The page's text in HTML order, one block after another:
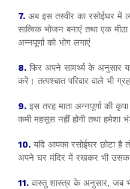
7. अब इस तस्वीर का रसोईघर में
सात्विक भोजन बनाएं तथा एक
अन्नपूर्णा को भोग लगाएं
8. फिर अपने सामर्थ्य के अनुसार
करें। तत्पश्चात परिवार वाले भी
9. इस तरह माता अन्नपूर्णा की
कमी महसूस नहीं होगी तथा हमेशा
10. यदि आपका रसोईघर छोटा है
अपने घर मंदिर में रखकर भी
11. वास्तु शास्त्र के अनुसार, जब